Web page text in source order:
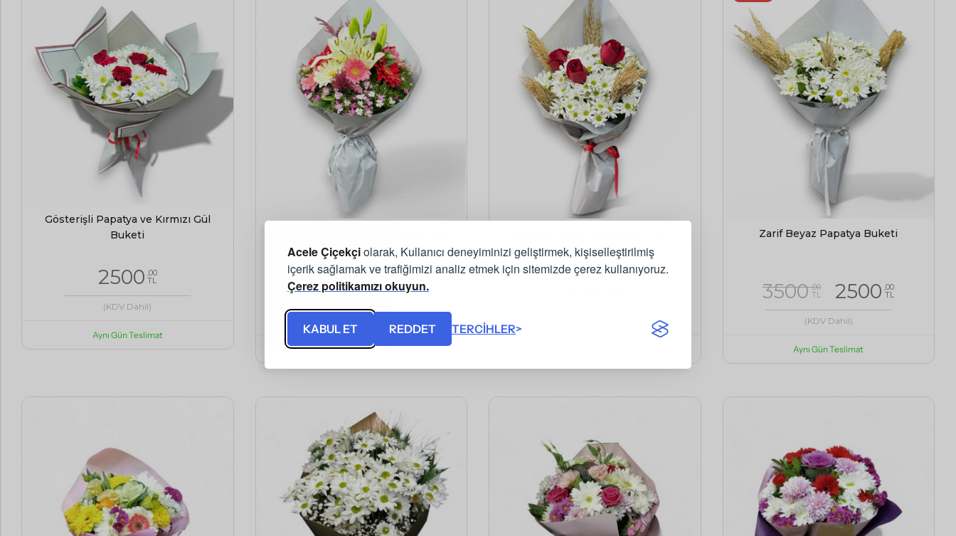
Acele Çiçekçiolarak, Kullanıcı deneyiminizi geliştirmek, kişiselleştirilmiş
içerik sağlamak ve trafiğimizi analiz etmek için sitemizde çerez kullanıyoruz.
Çerez politikamızı okuyun.
KABUL ET REDDET TERCIHLER
Gösterişli Papatya ve Kırmızı Gül
Buketi
2500 ,00
TL
(KDV Dahil)
Aynı Gün Teslimat
2000 ,00
TL
Aynı Gün Teslimat
Papatya Buketi
Zarif Beyaz Papatya Buketi
3500 ,00
TL 2500 ,00
TL
(KDV Dahil)
Aynı Gün Teslimat